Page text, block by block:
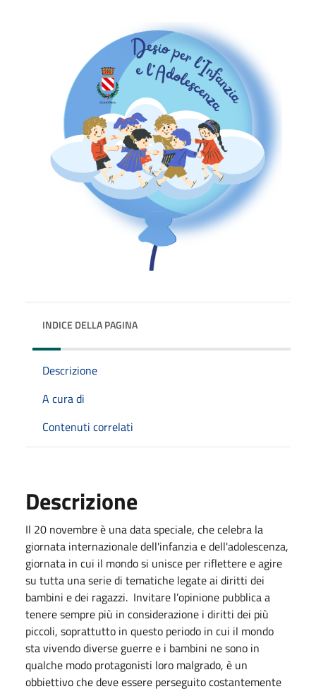
INDICE DELLA PAGINA
Descrizione
A cura di
Contenuti correlati
Descrizione
Il 20 novembre è una data speciale, che celebra la
giornata internazionale dell'infanzia e dell'adolescenza,
giornata in cui il mondo si unisce per riflettere e agire
su tutta una serie di tematiche legate ai diritti dei
bambini e dei ragazzi. Invitare l’opinione pubblica a
tenere sempre più in considerazione i diritti dei più
piccoli, soprattutto in questo periodo in cui il mondo
sta vivendo diverse guerre e i bambini ne sono in
qualche modo protagonisti loro malgrado, è un
obbiettivo che deve essere perseguito costantemente